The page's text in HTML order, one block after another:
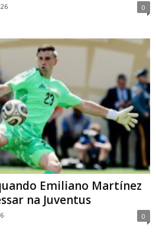
0
Emiliano Martínez
na Juventus
0